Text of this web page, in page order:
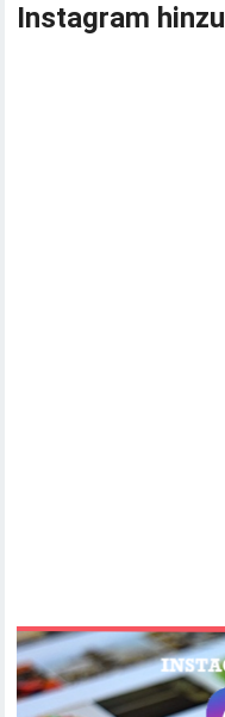
Instagram hinzu